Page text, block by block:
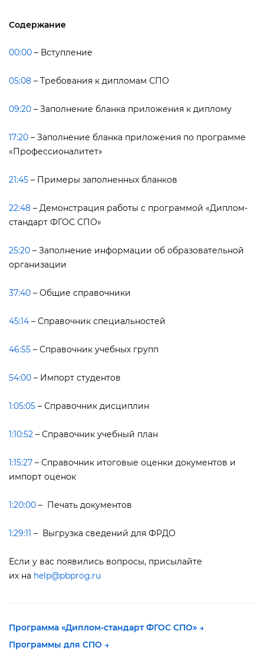
Содержание
00:00 – Вступление
05:08 – Требования к дипломам СПО
09:20 – Заполнение бланка приложения к диплому
17:20 – Заполнение бланка приложения по программе
«Профессионалитет»
21:45 – Примеры заполненных бланко
22:48 – Демонстрация работы с программой «Диплом-
стандарт ФГОС СПО»
25:20 – Заполнение информации об образовательной
организации
37:40 – Общие справочники
45:14 – Справочник специальностей
46:55 – Справочник учебных групп
54:00 – Импорт студенто
1:05:05 – Справочник дисциплин
1:10:52 – Справочник учебный план
1:15:27 – Справочник итоговые оценки документов и
импорт оценок
1:20:00 – Печать документо
1:29:11 – Выгрузка сведений для ФРДО
Если у вас появились вопросы, присылайте
их на help@pbprog.ru
Программа «Диплом-стандарт ФГОС СПО» →
Программы для СПО →